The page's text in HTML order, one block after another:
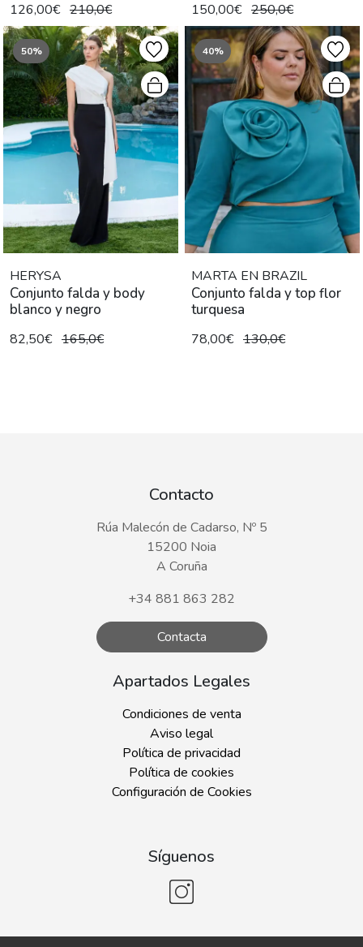
126,00€ 210,0€ 150,00€ 250,0€
50%
HERYSA
Conjunto falda y body
blanco y negro
82,50€ 165,0€
40%
MARTA EN BRAZIL
Conjunto falda y top flor
turquesa
78,00€ 130,0€
Contacto
Rúa Malecón de Cadarso, Nº 5
15200 Noia
A Coruña
+34 881 863 282
Contacta
Apartados Legales
Condiciones de venta
Aviso legal
Política de privacidad
Política de cookies
Configuración de Cookies
Síguenos